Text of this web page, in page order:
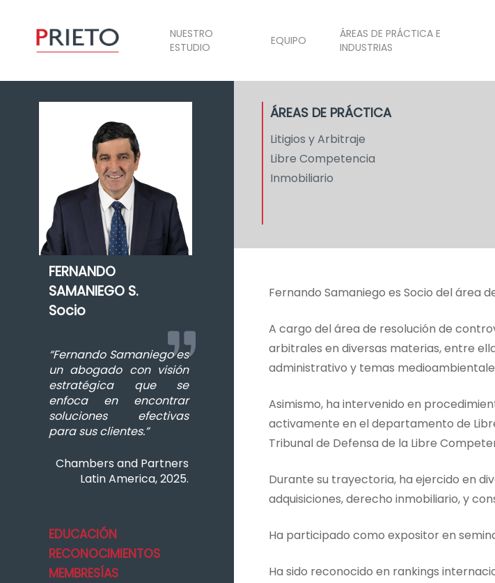
NUESTRO
ESTUDIO
EQUIPO
ÁREAS DE PRÁCTICA E
INDUSTRIAS
FERNANDO
SAMANIEGO S.
Socio
“Fernando Samaniego es
un abogado con visión
estratégica que se
enfoca en encontrar
soluciones efectivas
para sus clientes.”
Chambers and Partners
Latin America, 2025.
EDUCACIÓN
RECONOCIMIENTOS
MEMBRESÍAS
ÁREAS DE PRÁCTICA
Litigios y Arbitraje
Libre Competencia
Inmobiliario
Fernando Samaniego es Socio del área
A cargo del área de resolución de
arbitrales en diversas materias, entre
administrativo y temas
Asimismo, ha intervenido en
activamente en el departamento de
Tribunal de Defensa de la Libre
Durante su trayectoria, ha ejercido en
adquisiciones, derecho inmobiliario, y
Ha participado como expositor en
Ha sido reconocido en rankings